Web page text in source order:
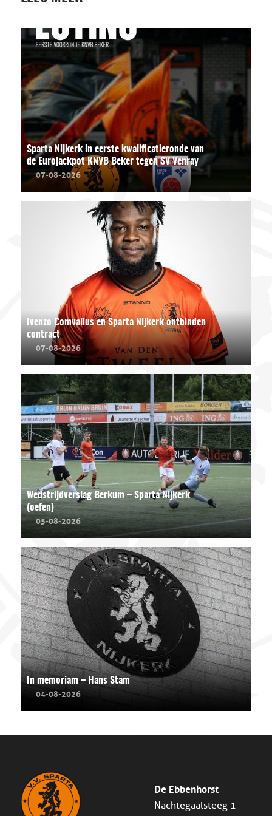
Sparta Nijkerk in eerste kwalificatieronde van
de Eurojackpot KNVB Beker tegen SV Venray
07-08-2026
Ivenzo Comvalius en Sparta Nijkerk ontbinden
contract
07-08-2026
Wedstrijdverslag Berkum – Sparta Nijkerk
(oefen)
05-08-2026
In memoriam – Hans Stam
04-08-2026
De Ebbenhorst
Nachtegaalsteeg 1